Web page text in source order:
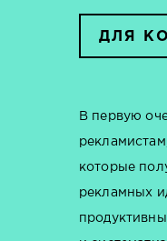
ДЛЯ
В первую
которые
рекламных